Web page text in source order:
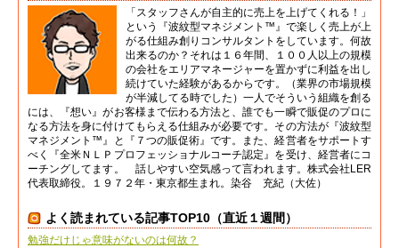
「スタッフさんが自主的に売上を上げてくれる！」
という『波紋型マネジメント™』で楽しく売上が上
がる仕組み創りコンサルタントをしています。何故
出来るのか？それは１６年間、１００人以上の規模
の会社をエリアマネージャーを置かずに利益を出し
続けていた経験があるからです。（業界の市場規模
が半減してる時でした）一人でそういう組織を創る
には、『想い』がお客様まで伝わる方法と、誰でも一瞬で販促のプロに
なる方法を身に付けてもらえる仕組みが必要です。その方法が『波紋型
マネジメント™』と『７つの販促術』です。また、経営者をサポートす
べく『全米ＮＬＰプロフェッショナルコーチ認定』を受け、経営者にコ
ーチングしてます。 話しやすい空気感って言われます。株式会社LER
代表取締役。１９７２年・東京都生まれ。染谷 充紀（大佐）
よく読まれている記事TOP10（直近１週間）
勉強だけじゃ意味がないのは何故？